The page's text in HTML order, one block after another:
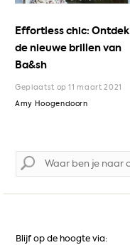
Effortless chic: Ontdek
de nieuwe brillen van
Ba&sh
Geplaatst op 11 maart 2021
Amy Hoogendoorn
Zoek
naar:
Blijf op de hoogte via: